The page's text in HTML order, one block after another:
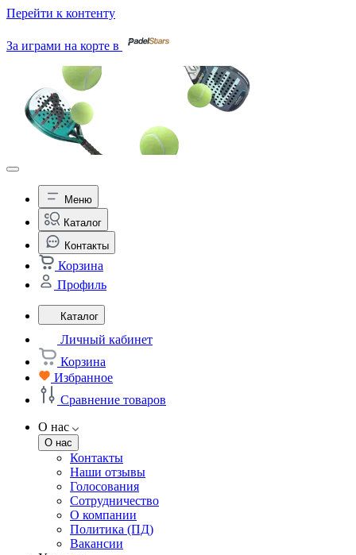
Перейти к контенту
За играми на корте в
Меню
Каталог
Контакты
Корзина
Профиль
Каталог
Личный кабинет
Корзина
Избранное
Сравнение товаров
О нас
О нас
Контакты
Наши отзывы
Голосования
Сотрудничество
О компании
Политика (ПД)
Вакансии